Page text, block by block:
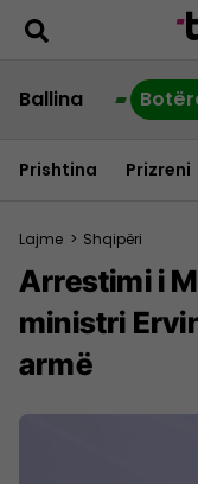
Ballina
Prishtina Prizreni
Lajme > Shqipëri
Arrestimi i
ministri
armë